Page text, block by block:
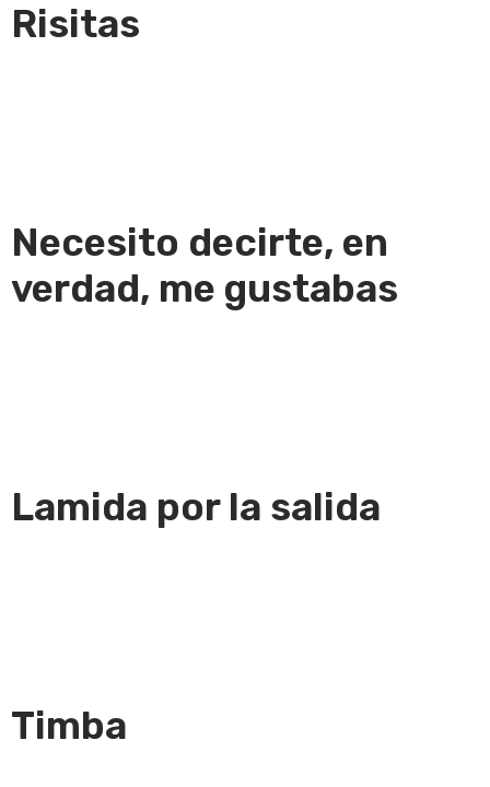
Risitas
Necesito decirte, en
verdad, me gustabas
Lamida por la salida
Timba